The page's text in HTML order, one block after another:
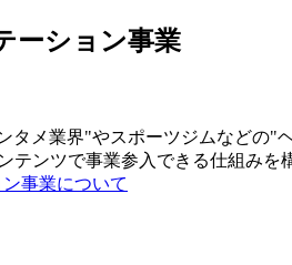
ーション事業
タメ業界"やスポーツジムなどの"
テンツで事業参入できる仕組みを
事業について